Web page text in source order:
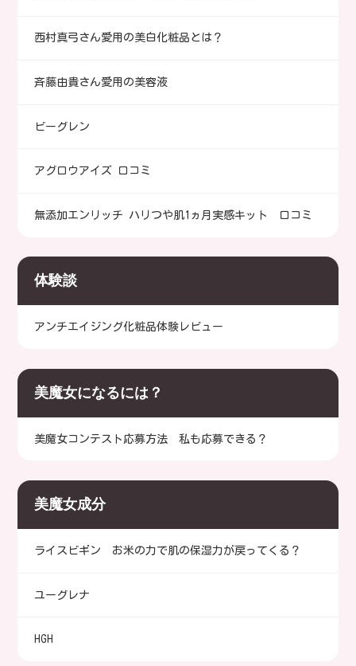
西村真弓さん愛用の美白化粧品とは？
斉藤由貴さん愛用の美容液
ビーグレン
アグロウアイズ 口コミ
無添加エンリッチ ハリつや肌1ヵ月実感キット 口コミ
体験談
アンチエイジング化粧品体験レビュー
美魔女になるには？
美魔女コンテスト応募方法 私も応募できる？
美魔女成分
ライスビギン お米の力で肌の保湿力が戻ってくる？
ユーグレナ
HGH